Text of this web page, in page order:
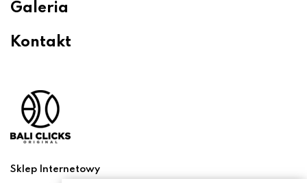
Galeria
Kontakt
Sklep Internetowy